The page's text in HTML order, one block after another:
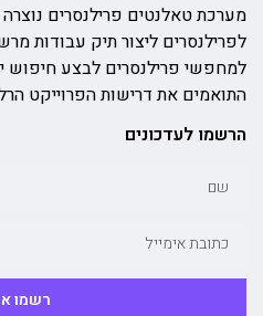
מערכת טאלנטים פרילנסרים
לפרילנסרים ליצור תיק עבודות
למחפשי פרילנסרים לבצע חיפוש
התואמים את דרישות הפרוייקט
הרשמו לעדכונים
רשמו